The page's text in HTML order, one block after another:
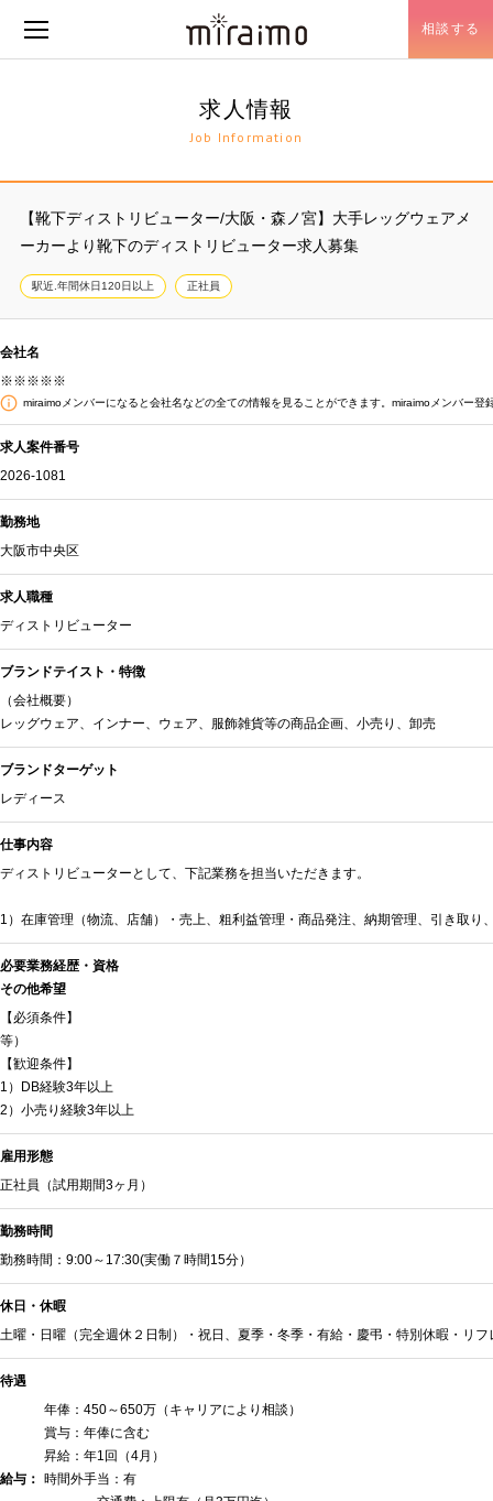
相談する
求人情報
Job Information
【靴下ディストリビューター/大阪・森ノ宮】大手レッグウェアメ
ーカーより靴下のディストリビューター求人募集
駅近.年間休日120日以上 正社員
会社名
※※※※※
miraimoメンバーになると会社名などの全ての情報を見ることができます。miraimoメンバー登
求人案件番号
2026-1081
勤務地
大阪市中央区
求人職種
ディストリビューター
ブランドテイスト・特徴
（会社概要）
レッグウェア、インナー、ウェア、服飾雑貨等の商品企画、小売り、卸売
ブランドターゲット
レディース
仕事内容
ディストリビューターとして、下記業務を担当いただきます。
1）在庫管理（物流、店舗）・売上、粗利益管理・商品発注、納期管理、引き取
必要業務経歴・資格
その他希望
【必須条件】 1）
【歓迎条件】
1）DB経験3年以上
2）小売り経験3年以上
雇用形態
正社員（試用期間3ヶ月）
勤務時間
勤務時間：9:00～17:30(実働７時間15分）
休日・休暇
土曜・日曜（完全週休２日制）・祝日、夏季・冬季・有給・慶弔・特別休暇・リ
待遇
給与：
年俸：450～650万（キャリアにより相談）
賞与：年俸に含む
昇給：年1回（4月）
時間外手当：有